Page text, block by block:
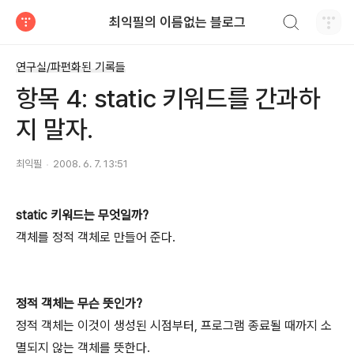
최익필의 이름없는 블로그
연구실/파편화된 기록들
항목 4: static 키워드를 간과하
지 말자.
최익필 2008. 6. 7. 13:51
static 키워드는 무엇일까?
객체를 정적 객체로 만들어 준다.
정적 객체는 무슨 뜻인가?
정적 객체는 이것이 생성된 시점부터, 프로그램 종료될 때까지 소
멸되지 않는 객체를 뜻한다.